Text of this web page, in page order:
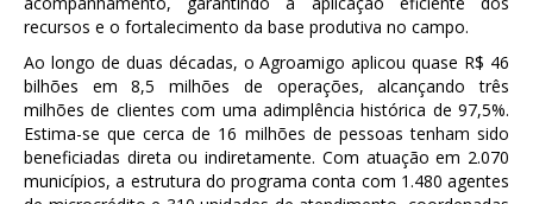
recursos e o fortalecimento da base produtiva no campo.
Ao longo de duas décadas, o Agroamigo aplicou quase R$ 46
bilhões em 8,5 milhões de operações, alcançando três
milhões de clientes com uma adimplência histórica de 97,5%.
Estima-se que cerca de 16 milhões de pessoas tenham sido
beneficiadas direta ou indiretamente. Com atuação em 2.070
municípios, a estrutura do programa conta com 1.480 agentes